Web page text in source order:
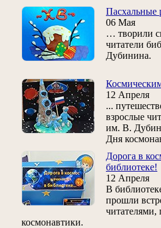
Пасхальные
06 Мая
… творили
читатели
Дубинина.
12 Апреля
...
взрослые
им. В.
Дня
Дорога в
библиотеке!
12 Апреля
В
прошли
космонавтики.